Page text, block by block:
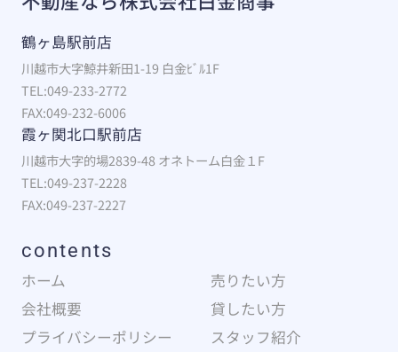
鶴ヶ島駅前店
川越市大字鯨井新田1-19 白金ﾋﾞﾙ1F
TEL:049-233-2772
FAX:049-232-6006
霞ヶ関北口駅前店
川越市大字的場2839-48 オネトーム白金１F
TEL:049-237-2228
FAX:049-237-2227
contents
ホーム
売りたい方
会社概要
貸したい方
プライバシーポリシー
スタッフ紹介